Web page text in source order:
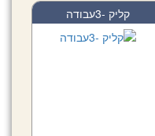
קליק -3עבודה